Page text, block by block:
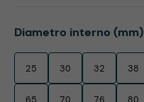
Select
Diametro interno (mm)
25 30 32 38